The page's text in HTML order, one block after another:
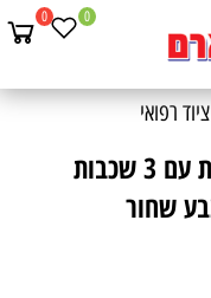
0 0
ציוד רפואי
מארז מסיכות כירורגיות איכותיות עם 3 שכבות